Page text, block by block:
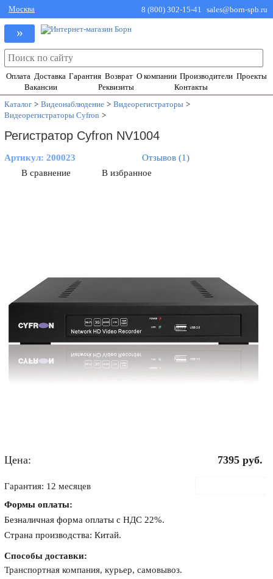
Москва 8 (800) 302-15-41 sales@born-spb.ru
»
Оплата Доставка Гарантия Возврат О компании Производители Проекты
Вакансии
Реквизиты
Контакты
Каталог > Видеонаблюдение > Видеорегистраторы >
Видеорегистраторы Cyfron >
Регистратор Cyfron NV1004
Артикул:200023
Отзывов (1)
В сравнение
В избранное
Цена: 7395 руб.
Гарантия: 12 месяцев
Формы оплаты:
Безналичная форма оплаты с НДС 22%.
Страна производства: Китай.
Способы доставки:
Транспортная компания, курьер, самовывоз.